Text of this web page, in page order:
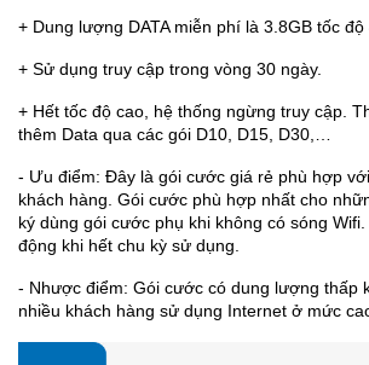
+ Dung lượng DATA miễn phí là 3.8GB tốc độ
+ Sử dụng truy cập trong vòng 30 ngày.
+ Hết tốc độ cao, hệ thống ngừng truy cập.
thêm Data qua các gói D10, D15, D30,…
- Ưu điểm: Đây là gói cước giá rẻ phù hợp
khách hàng. Gói cước phù hợp nhất cho
ký dùng gói cước phụ khi không có sóng
động khi hết chu kỳ sử dụng.
- Nhược điểm: Gói cước có dung lượng thấp
nhiều khách hàng sử dụng Internet ở mức